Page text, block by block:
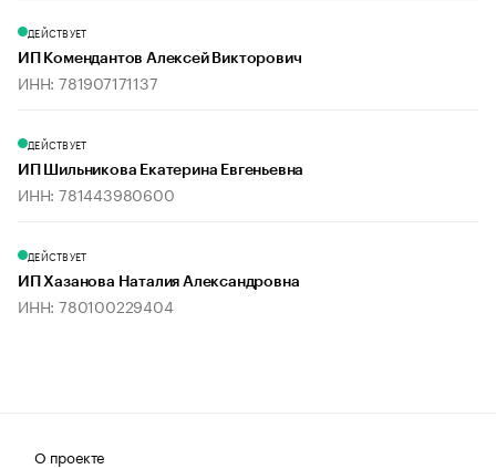
ДЕЙСТВУЕТ
ИП Комендантов Алексей Викторович
ИНН: 781907171137
ДЕЙСТВУЕТ
ИП Шильникова Екатерина Евгеньевна
ИНН: 781443980600
ДЕЙСТВУЕТ
ИП Хазанова Наталия Александровна
ИНН: 780100229404
О проекте